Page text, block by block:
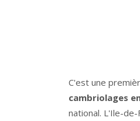
C'est une
cambriolages
national. L'Ile-